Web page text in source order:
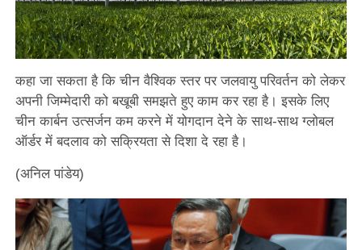
कहा जा सकता है कि चीन वैश्विक स्तर पर जलवायु परिवर्तन को लेकर
अपनी जिम्मेदारी को बखूबी समझते हुए काम कर रहा है। इसके लिए
चीन कार्बन उत्सर्जन कम करने में योगदान देने के साथ-साथ ग्लोबल
ऑर्डर में बदलाव को सक्रियता से दिशा दे रहा है।
(अनिल पांडेय)